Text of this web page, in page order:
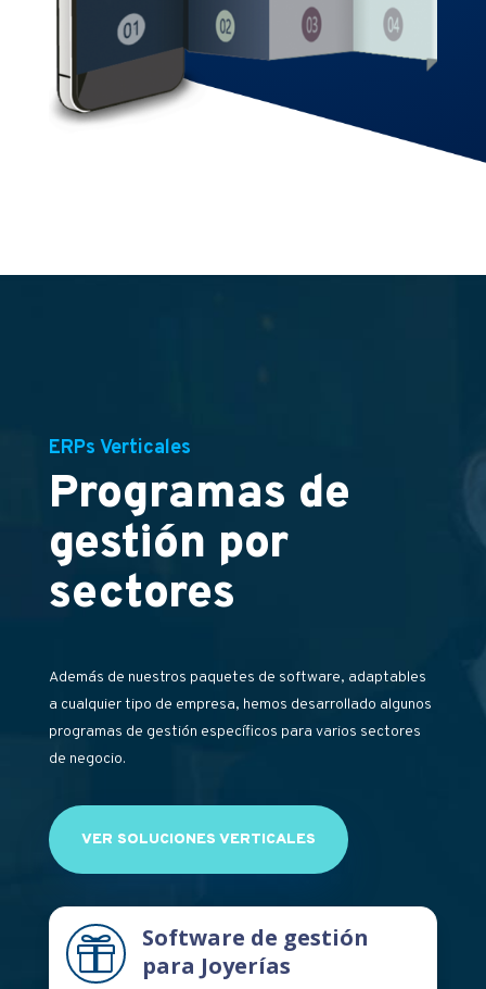
ERPs Verticales
Programas de
gestión por
sectores
Además de nuestros paquetes de software, adaptables
a cualquier tipo de empresa, hemos desarrollado algunos
programas de gestión específicos para varios sectores
de negocio.
VER SOLUCIONES VERTICALES

Software de gestión
para Joyerías